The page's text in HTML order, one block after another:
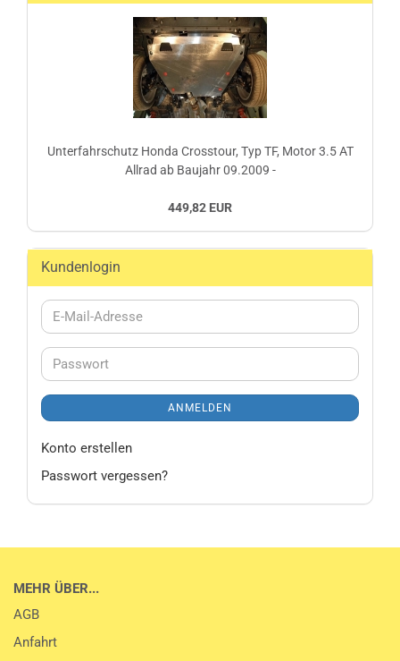
Unterfahrschutz Honda Crosstour, Typ TF, Motor 3.5 AT
Allrad ab Baujahr 09.2009 -
449,82 EUR
Kundenlogin
E-
Mail-
Passwort
ANMELDEN
Konto erstellen
Passwort vergessen?
MEHR ÜBER...
AGB
Anfahrt